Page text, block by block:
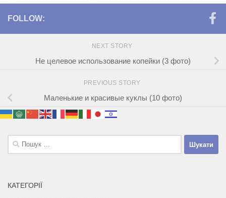
FOLLOW:
NEXT STORY
Не целевое использование копейки (3 фото)
PREVIOUS STORY
Маленькие и красивые куклы (10 фото)
Пошук:
КАТЕГОРІЇ